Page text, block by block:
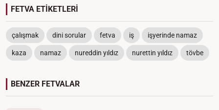
FETVA ETİKETLERİ
çalışmak dini sorular fetva iş işyerinde namaz
kaza namaz nureddin yıldız nurettin yıldız tövbe
BENZER FETVALAR